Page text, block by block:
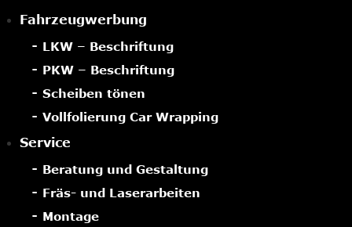
Fahrzeugwerbung
LKW – Beschriftung
PKW – Beschriftung
Scheiben tönen
Vollfolierung Car Wrapping
Service
Beratung und Gestaltung
Fräs- und Laserarbeiten
Montage